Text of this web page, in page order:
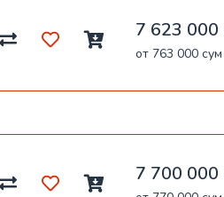
7 623 000
от 763 000
7 700 000